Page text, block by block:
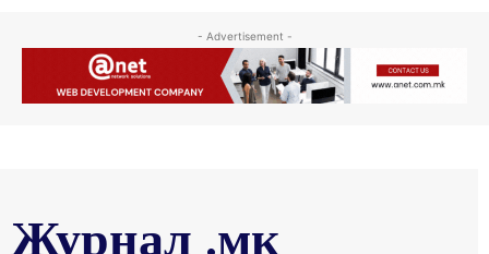
- Advertisement -
Журнал .мк